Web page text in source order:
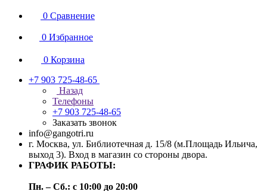
0 Сравнение
0 Избранное
0 Корзина
+7 903 725-48-65
Назад
Телефоны
+7 903 725-48-65
Заказать звонок
info@gangotri.ru
г. Москва, ул. Библиотечная д. 15/8 (м.Площадь Ильича,
выход 3). Вход в магазин со стороны двора.
ГРАФИК РАБОТЫ:
Пн. – Сб.: с 10:00 до 20:00